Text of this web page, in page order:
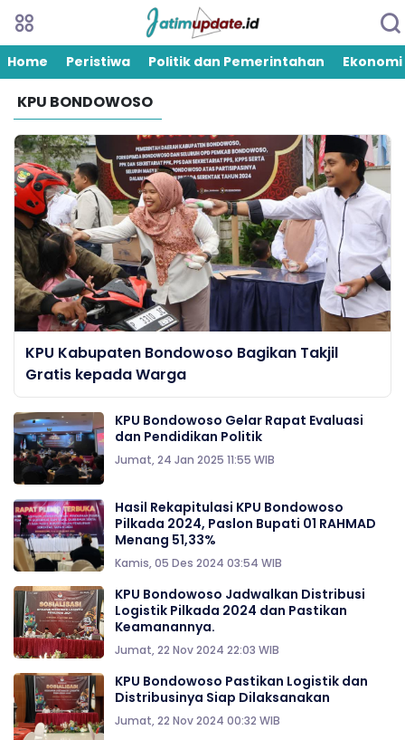
Home Peristiwa Politik dan Pemerintahan Ekonomi
KPU BONDOWOSO
KPU Kabupaten Bondowoso Bagikan Takjil
Gratis kepada Warga
KPU Bondowoso Gelar Rapat Evaluasi
dan Pendidikan Politik
Jumat, 24 Jan 2025 11:55 WIB
Hasil Rekapitulasi KPU Bondowoso
Pilkada 2024, Paslon Bupati 01 RAHMAD
Menang 51,33%
Kamis, 05 Des 2024 03:54 WIB
KPU Bondowoso Jadwalkan Distribusi
Logistik Pilkada 2024 dan Pastikan
Keamanannya.
Jumat, 22 Nov 2024 22:03 WIB
KPU Bondowoso Pastikan Logistik dan
Distribusinya Siap Dilaksanakan
Jumat, 22 Nov 2024 00:32 WIB